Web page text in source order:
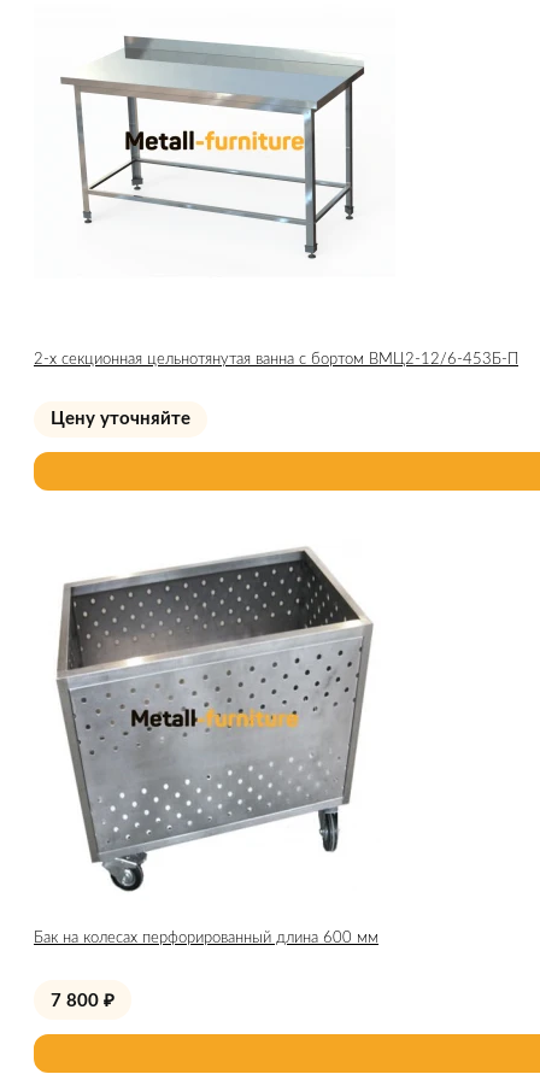
2-х секционная цельнотянутая ванна с бортом ВМЦ2-12/6-453Б-П
Цену уточняйте
Бак на колесах перфорированный длина 600 мм
7 800 ₽